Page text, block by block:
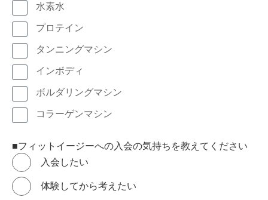
水素水
プロテイン
タンニングマシン
インボディ
ボルダリングマシン
コラーゲンマシン
■フィットイージーへの入会の気持ちを教えてください
入会したい
体験してから考えたい